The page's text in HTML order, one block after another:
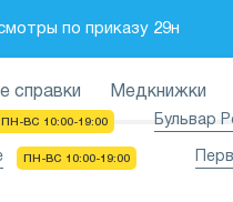
по приказу 29н
справки Медкнижки
ПН-ВС 10:00-19:00 Бульвар
ПН-ВС 10:00-19:00